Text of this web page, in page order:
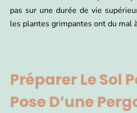
pas sur une durée de vie
les plantes grimpantes ont du mal à
Préparer Le Sol
Pose D’une